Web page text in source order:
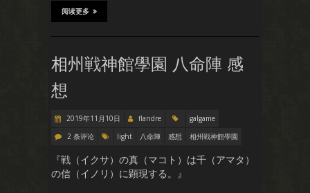
阅读更多
相州戦神館學園 八命陣 感
想
2019年11月10日 flandre
galgame
2 条评论
light 八命陣 感想 相州戦神館學園
『戦（イクサ）の真（マコト）は千（アマタ）
の信（イノリ）に顕現する。』